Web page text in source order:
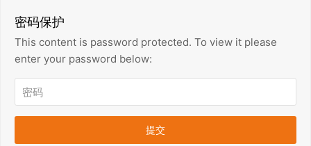
密码保护
This content is password protected. To view it please
enter your password below: